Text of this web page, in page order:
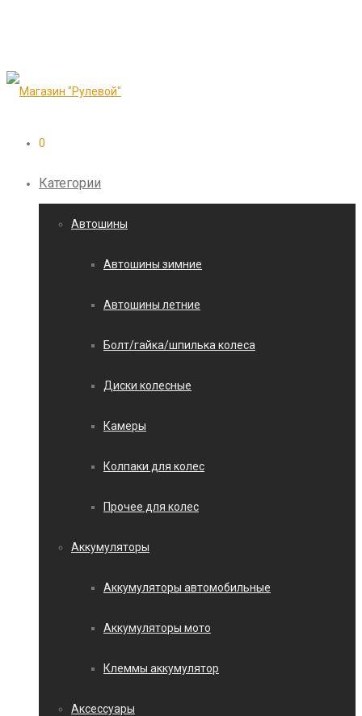
0
Категории
Автошины
Автошины зимние
Автошины летние
Болт/гайка/шпилька колеса
Диски колесные
Камеры
Колпаки для колес
Прочее для колес
Аккумуляторы
Аккумуляторы автомобильные
Аккумуляторы мото
Клеммы аккумулятор
Аксессуары